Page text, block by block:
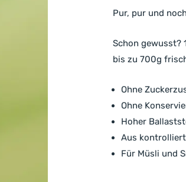
Pur, pur und
Schon gewusst?
bis zu 700g
Ohne
Ohne
Hoher
Aus
Für Müsli und